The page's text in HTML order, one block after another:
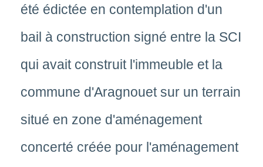
été édictée en contemplation d'un
bail à construction signé entre la SCI
qui avait construit l'immeuble et la
commune d'Aragnouet sur un terrain
situé en zone d'aménagement
concerté créée pour l'aménagement